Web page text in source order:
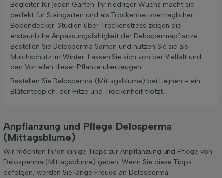
Begleiter für jeden Garten. Ihr niedriger Wuchs macht sie
perfekt für Steingärten und als Trockenheitsverträglicher
Bodendecker. Studien über Trockenstress zeigen die
erstaunliche Anpassungsfähigkeit der Delospermapflanze.
Bestellen Sie Delosperma Samen und nutzen Sie sie als
Mulchschutz im Winter. Lassen Sie sich von der Vielfalt und
den Vorteilen dieser Pflanze überzeugen.
Bestellen Sie Delosperma (Mittagsblume) bei Heijnen – ein
Blütenteppich, der Hitze und Trockenheit trotzt.
Anpflanzung und Pflege Delosperma
(Mittagsblume)
Wir möchten Ihnen einige Tipps zur Anpflanzung und Pflege von
Delosperma (Mittagsblume) geben. Wenn Sie diese Tipps
befolgen, werden Sie lange Freude an Delosperma